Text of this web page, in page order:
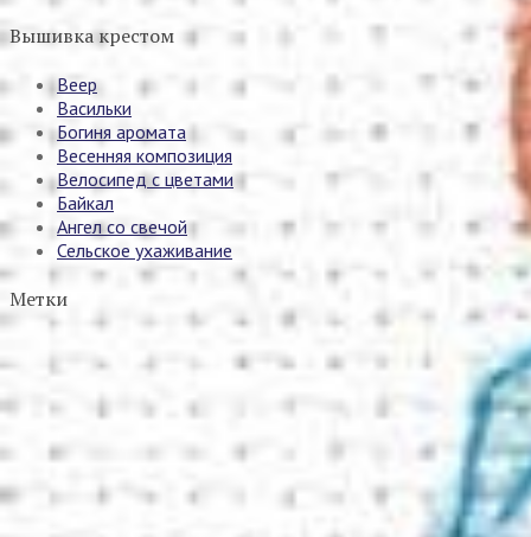
Вышивка крестом
Веер
Васильки
Богиня аромата
Весенняя композиция
Велосипед с цветами
Байкал
Ангел со свечой
Сельское ухаживание
Метки